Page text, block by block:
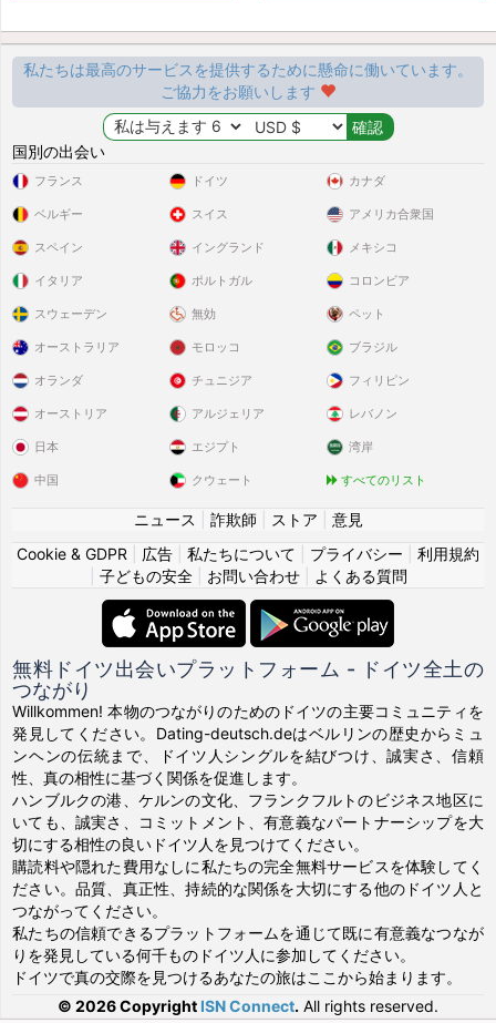
私たちは最高のサービスを提供するために懸命に働いています。
ご協力をお願いします
国別の出会い
フランス
ベルギー
スペイン
イタリア
スウェーデン
ドイツ
スイス
イングランド
ポルトガル
無効
カナダ
アメリカ合衆国
メキシコ
コロンビア
ペット
オーストラリア
オランダ
オーストリア
日本
中国
モロッコ
チュニジア
アルジェリア
エジプト
クウェート
ブラジル
フィリピン
レバノン
湾岸
すべてのリスト
ニュース 詐欺師 ストア
意見
Cookie & GDPR
広告 私たちについて プライバシー
利用規約
子どもの安全| お問い合わせ| よくある質問
無料ドイツ出会いプラットフォーム - ドイツ全土の
つながり
Willkommen! 本物のつながりのためのドイツの主要コミュニティを
発見してください。Dating-deutsch.deはベルリンの歴史からミュ
ンヘンの伝統まで、ドイツ人シングルを結びつけ、誠実さ、信頼
性、真の相性に基づく関係を促進します。
ハンブルクの港、ケルンの文化、フランクフルトのビジネス地区に
いても、誠実さ、コミットメント、有意義なパートナーシップを大
切にする相性の良いドイツ人を見つけてください。
購読料や隠れた費用なしに私たちの完全無料サービスを体験してく
ださい。品質、真正性、持続的な関係を大切にする他のドイツ人と
つながってください。
私たちの信頼できるプラットフォームを通じて既に有意義なつなが
りを発見している何千ものドイツ人に参加してください。
ドイツで真の交際を見つけるあなたの旅はここから始まります。
© 2026 Copyright ISN Connect. All rights reserved.